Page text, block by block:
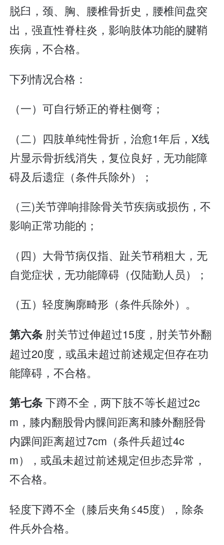
脱臼，颈、胸、腰椎骨折史，腰椎间盘突
出，强直性脊柱炎，影响肢体功能的腱鞘
疾病，不合格。
下列情况合格：
（一）可自行矫正的脊柱侧弯；
（二）四肢单纯性骨折，治愈1年后，X线
片显示骨折线消失，复位良好，无功能障
碍及后遗症（条件兵除外）；
（三)关节弹响排除骨关节疾病或损伤，不
影响正常功能的；
（四）大骨节病仅指、趾关节稍粗大，无
自觉症状，无功能障碍（仅陆勤人员）；
（五）轻度胸廓畸形（条件兵除外）。
第六条 肘关节过伸超过15度，肘关节外翻
超过20度，或虽未超过前述规定但存在功
能障碍，不合格。
第七条下蹲不全，两下肢不等长超过2c
m，膝内翻股骨内髁间距离和膝外翻胫骨
内踝间距离超过7cm（条件兵超过4c
m），或虽未超过前述规定但步态异常，
不合格。
轻度下蹲不全（膝后夹角≤45度），除条
件兵外合格。